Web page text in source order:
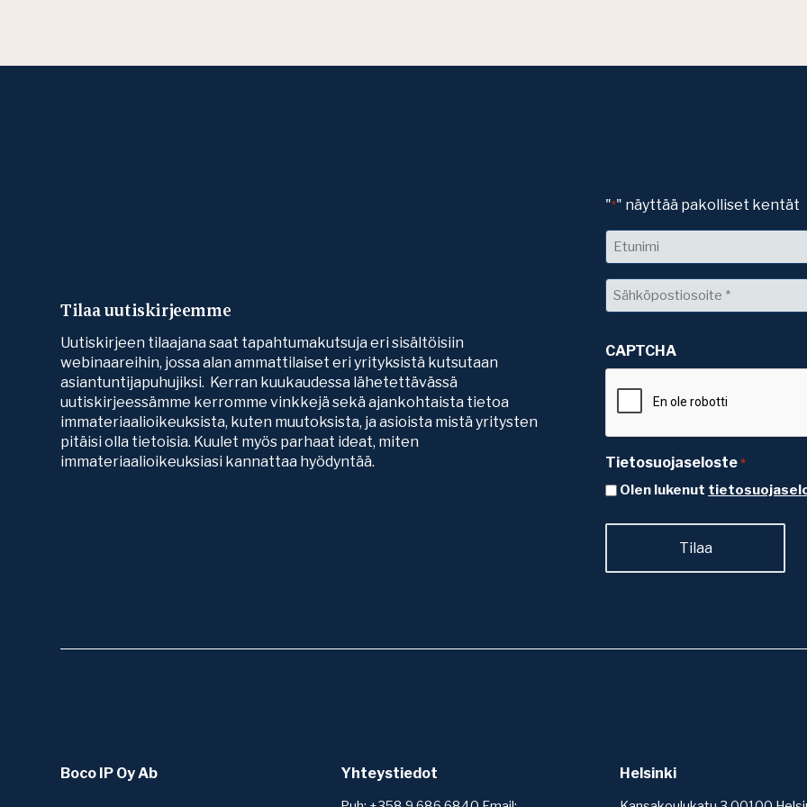
Tilaa uutiskirjeemme
Uutiskirjeen tilaajana saat tapahtumakutsuja eri sisältöisiin
webinaareihin, jossa alan ammattilaiset eri yrityksistä kutsutaan
asiantuntijapuhujiksi. Kerran kuukaudessa lähetettävässä
uutiskirjeessämme kerromme vinkkejä sekä ajankohtaista tietoa
immateriaalioikeuksista, kuten muutoksista, ja asioista mistä yritysten
pitäisi olla tietoisia. Kuulet myös parhaat ideat, miten
immateriaalioikeuksiasi kannattaa hyödyntää.
"*" näyttää pakolliset kentät
Nimi
Etunimi
Sähköposti
*
CAPTCHA
Tietosuojaseloste *
Olen lukenut
Boco IP Oy Ab Yhteystiedot Helsinki